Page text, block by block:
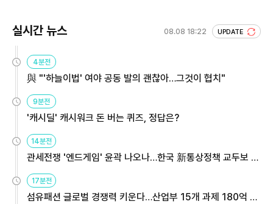
실시간 뉴스 08.08 18:22 UPDATE
4분전
與 "'하늘이법' 여야 공동 발의 괜찮아…그것이 협치"
9분전
'캐시딜' 캐시워크 돈 버는 퀴즈, 정답은?
14분전
관세전쟁 '엔드게임' 윤곽 나오나…한국 新통상정책 교두보 활
용해야
17분전
섬유패션 글로벌 경쟁력 키운다…산업부 15개 과제 180억 지